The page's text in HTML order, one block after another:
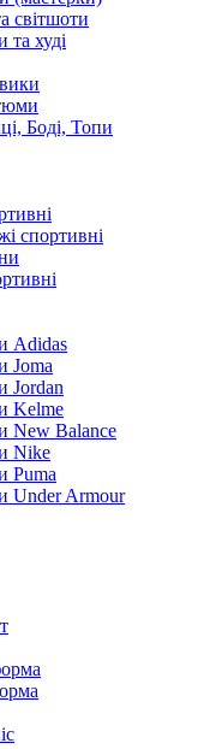
світшоти
та худі
Боді, Топи
спортивні
Adidas
Joma
Jordan
Kelme
New Balance
Nike
Puma
Under Armour